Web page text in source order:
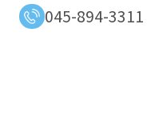
045-894-3311